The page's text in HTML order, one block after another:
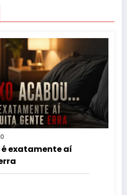
0
é exatamente aí